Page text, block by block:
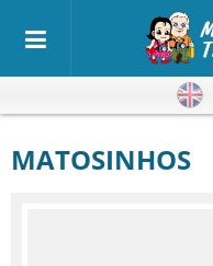
MATOSINHOS